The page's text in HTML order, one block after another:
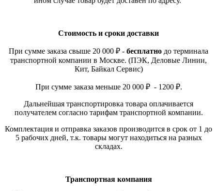
Стоимость и сроки доставки
При сумме заказа свыше 20 000 ₽ - бесплатно до терминала
транспортной компании в Москве. (ПЭК, Деловые Линии,
Кит, Байкал Сервис)
При сумме заказа меньше 20 000 ₽ - 1200 ₽.
Дальнейшая транспортировка товара оплачивается
получателем согласно тарифам транспортной компании.
Комплектация и отправка заказов производится в срок от 1 до
5 рабочих дней, т.к. товары могут находиться на разных
складах.
Транспортная компания